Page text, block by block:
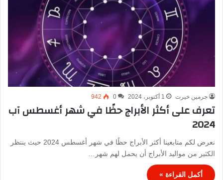
جرمين خيرت 1 أكتوبر، 2024 0
942
تعرف على أكثر الأبراج حظًا في شهر أغسطس آب
2024
نعرض لكم متابعينا أكثر الأبراج حظًا في شهر أغسطس 2024 حيث ينتظر
الكثير من مواليد الأبراج أن يحمل لهم شهر…
أكمل القراءة »